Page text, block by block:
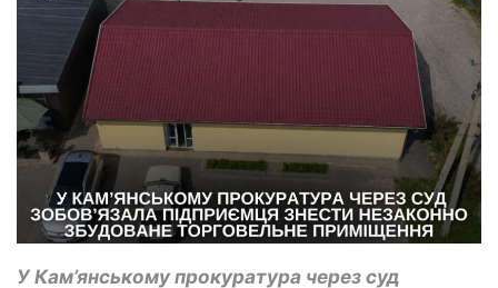
У Кам’янському прокуратура через суд